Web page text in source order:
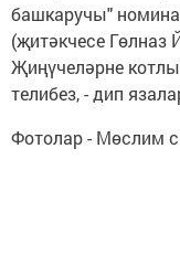
башкаручы"
(җитәкчесе Гөлназ
Җиңүчеләрне
телибез, - дип
Фотолар - Мөслим